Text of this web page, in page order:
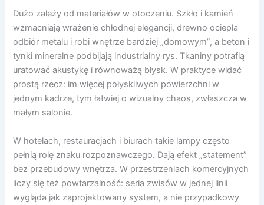
Dużo zależy od materiałów w otoczeniu. Szkło i kamień
wzmacniają wrażenie chłodnej elegancji, drewno ociepla
odbiór metalu i robi wnętrze bardziej „domowym”, a beton i
tynki mineralne podbijają industrialny rys. Tkaniny potrafią
uratować akustykę i równoważą błysk. W praktyce widać
prostą rzecz: im więcej połyskliwych powierzchni w
jednym kadrze, tym łatwiej o wizualny chaos, zwłaszcza w
małym salonie.
W hotelach, restauracjach i biurach takie lampy często
pełnią rolę znaku rozpoznawczego. Dają efekt „statement”
bez przebudowy wnętrza. W przestrzeniach komercyjnych
liczy się też powtarzalność: seria zwisów w jednej linii
wygląda jak zaprojektowany system, a nie przypadkowy